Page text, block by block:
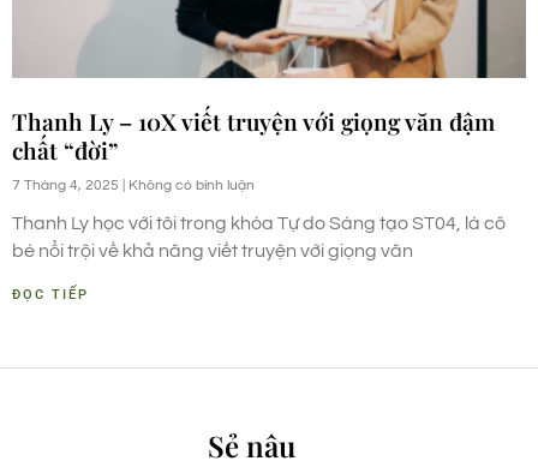
Thanh Ly – 10X viết truyện với giọng văn đậm
chất “đời”
7 Tháng 4, 2025 Không có bình luận
Thanh Ly học với tôi trong khóa Tự do Sáng tạo ST04, là cô
bé nổi trội về khả năng viết truyện với giọng văn
ĐỌC TIẾP
Sẻ nâu